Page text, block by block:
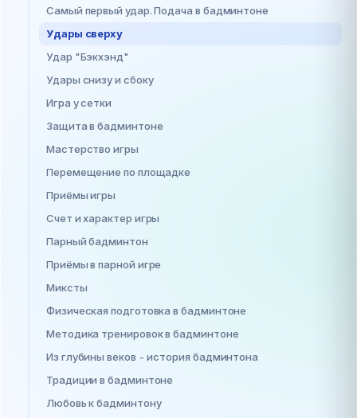
Самый первый удар. Подача в бадминтоне
Удары сверху
Удар "Бэкхэнд"
Удары снизу и сбоку
Игра у сетки
Защита в бадминтоне
Мастерство игры
Перемещение по площадке
Приёмы игры
Счет и характер игры
Парный бадминтон
Приёмы в парной игре
Миксты
Физическая подготовка в бадминтоне
Методика тренировок в бадминтоне
Из глубины веков - история бадминтона
Традиции в бадминтоне
Любовь к бадминтону